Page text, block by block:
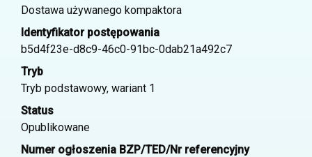
Dostawa używanego kompaktora
Identyfikator postępowania
b5d4f23e-d8c9-46c0-91bc-0dab21a492c7
Tryb
Tryb podstawowy, wariant 1
Status
Opublikowane
Numer ogłoszenia BZP/TED/Nr referencyjny